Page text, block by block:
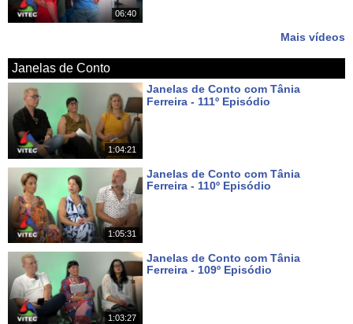
06:40
Mais vídeos
Janelas de Conto
1:04:21
Janelas de Conto com Tânia
Ferreira - 111º Episódio
1:05:31
Janelas de Conto com Tânia
Ferreira - 110º Episódio
1:03:27
Janelas de Conto com Tânia
Ferreira - 109º Episódio